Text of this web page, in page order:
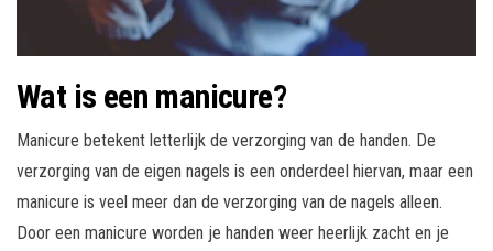
Wat is een manicure?
Manicure betekent letterlijk de verzorging van de handen. De
verzorging van de eigen nagels is een onderdeel hiervan, maar een
manicure is veel meer dan de verzorging van de nagels alleen.
Door een manicure worden je handen weer heerlijk zacht en je